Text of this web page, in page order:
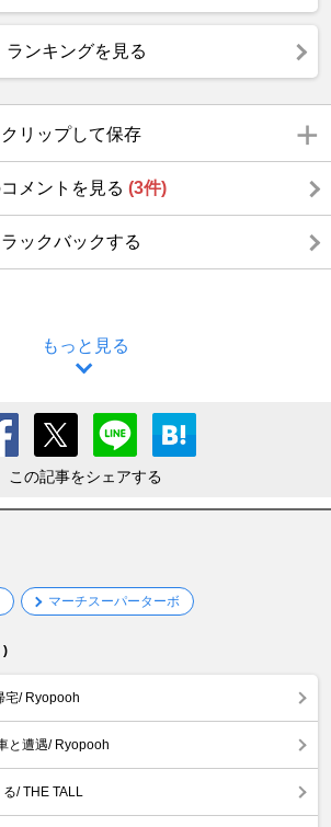
ンキングを見る
リップして保存
メントを見る (3件)
ックバックする
もっと見る
この記事をシェアする
マーチスーパーターボ
)
宅/ Ryopooh
と遭遇/ Ryopooh
/ THE TALL